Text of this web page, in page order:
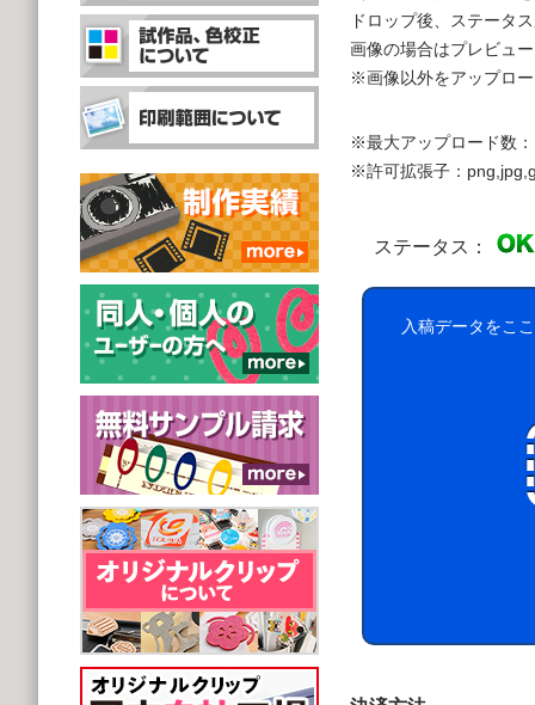
ドロップ後、ステータ
画像の場合はプレビュ
※画像以外をアップロ
※最大アップロード数
※許可拡張子：
ステータス：
入稿データをこ